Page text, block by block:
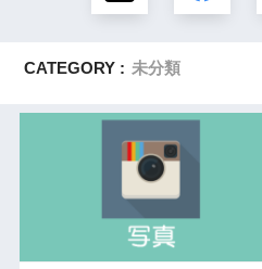
CATEGORY : 未分類